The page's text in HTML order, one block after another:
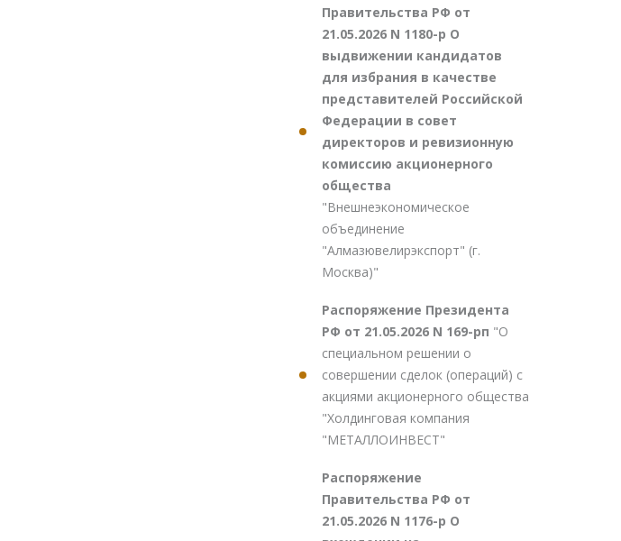
Правительства РФ от
21.05.2026 N 1180-р О
выдвижении кандидатов
для избрания в качестве
представителей Российской
Федерации в совет
директоров и ревизионную
комиссию акционерного
общества
"Внешнеэкономическое
объединение
"Алмазювелирэкспорт" (г.
Москва)"
Распоряжение Президента
РФ от 21.05.2026 N 169-рп "О
специальном решении о
совершении сделок (операций) с
акциями акционерного общества
"Холдинговая компания
"МЕТАЛЛОИНВЕСТ"
Распоряжение
Правительства РФ от
21.05.2026 N 1176-р О